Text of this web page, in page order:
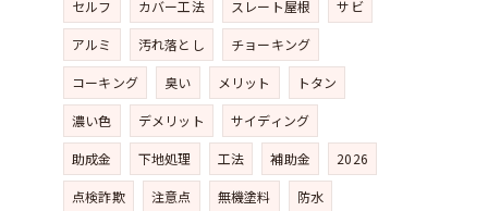
セルフ カバー工法 スレート屋根 サビ
アルミ 汚れ落とし チョーキング
コーキング 臭い メリット トタン
濃い色 デメリット サイディング
助成金 下地処理 工法 補助金 2026
点検詐欺 注意点 無機塗料 防水